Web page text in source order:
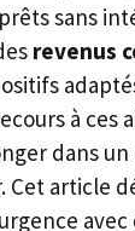
sans
revenus
à ces
dans
Cet article